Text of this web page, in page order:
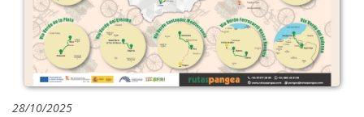
28/10/2025